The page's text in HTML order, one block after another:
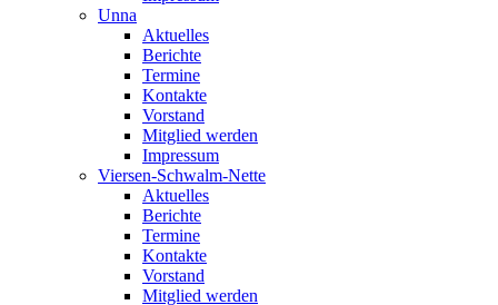
Unna
Aktuelles
Berichte
Termine
Kontakte
Vorstand
Mitglied werden
Impressum
Viersen-Schwalm-Nette
Aktuelles
Berichte
Termine
Kontakte
Vorstand
Mitglied werden